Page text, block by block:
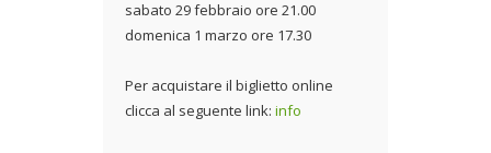
sabato 29 febbraio ore 21.00
domenica 1 marzo ore 17.30
Per acquistare il biglietto online
clicca al seguente link: info